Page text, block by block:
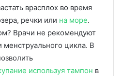
врасплох во время
речки или на море.
Врачи не рекомендуют
менструального цикла. В
используя тампон в